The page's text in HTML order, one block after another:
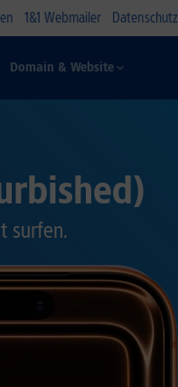
1&1 Webmailer Datenschutz
Domain & Website
surfen.